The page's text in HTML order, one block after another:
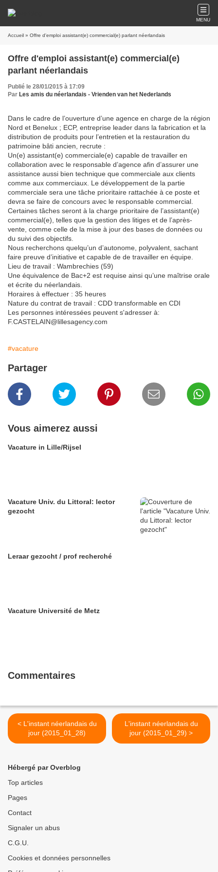
MENU
Accueil » Offre d'emploi assistant(e) commercial(e) parlant néerlandais
Offre d'emploi assistant(e) commercial(e)
parlant néerlandais
Publié le 28/01/2015 à 17:09
Par Les amis du néerlandais - Vrienden van het Nederlands
Dans le cadre de l’ouverture d’une agence en charge de la région
Nord et Benelux ; ECP, entreprise leader dans la fabrication et la
distribution de produits pour l’entretien et la restauration du
patrimoine bâti ancien, recrute :
Un(e) assistant(e) commerciale(e) capable de travailler en
collaboration avec le responsable d’agence afin d’assurer une
assistance aussi bien technique que commerciale aux clients
comme aux commerciaux. Le développement de la partie
commerciale sera une tâche prioritaire rattachée à ce poste et
devra se faire de concours avec le responsable commercial.
Certaines tâches seront à la charge prioritaire de l’assistant(e)
commercial(e), telles que la gestion des litiges et de l’après-
vente, comme celle de la mise à jour des bases de données ou
du suivi des objectifs.
Nous recherchons quelqu’un d’autonome, polyvalent, sachant
faire preuve d’initiative et capable de de travailler en équipe.
Lieu de travail : Wambrechies (59)
Une équivalence de Bac+2 est requise ainsi qu’une maîtrise orale
et écrite du néerlandais.
Horaires à effectuer : 35 heures
Nature du contrat de travail : CDD transformable en CDI
Les personnes intéressées peuvent s'adresser à:
F.CASTELAIN@lillesagency.com
#vacature
Partager
Vous aimerez aussi
Vacature in Lille/Rijsel
Vacature Univ. du Littoral: lector
gezocht
Leraar gezocht / prof recherché
Vacature Université de Metz
Commentaires
< L'instant néerlandais du
jour (2015_01_28)
L'instant néerlandais du
jour (2015_01_29) >
Hébergé par Overblog
Top articles
Pages
Contact
Signaler un abus
C.G.U.
Cookies et données personnelles